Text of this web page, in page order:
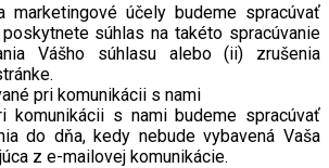
marketingové účely budeme spracúvať
súhlas na takéto spracúvanie
Vášho súhlasu alebo (ii) zrušenia
pri komunikácii s nami
komunikácii s nami budeme spracúvať
do dňa, kedy nebude vybavená Vaša
z e-mailovej komunikácie.